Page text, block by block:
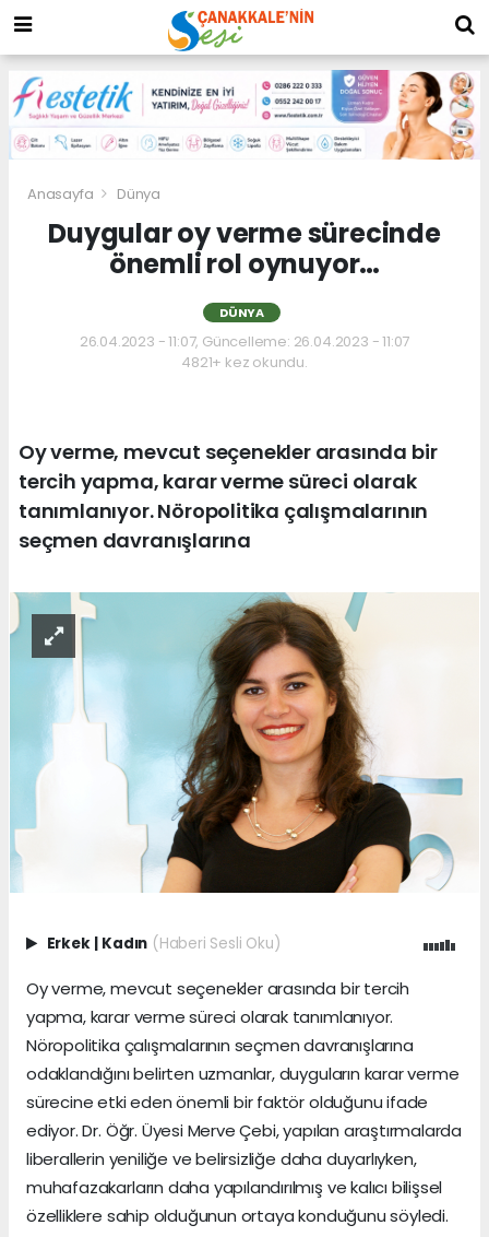
Anasayfa Dünya
Duygular oy verme sürecinde
önemli rol oynuyor…
DÜNYA
26.04.2023 - 11:07, Güncelleme: 26.04.2023 - 11:07
4821+ kez okundu.
Oy verme, mevcut seçenekler arasında bir
tercih yapma, karar verme süreci olarak
tanımlanıyor. Nöropolitika çalışmalarının
seçmen davranışlarına
Erkek Kadın (Haberi Sesli Oku)
Oy verme, mevcut seçenekler arasında bir tercih
yapma, karar verme süreci olarak tanımlanıyor.
Nöropolitika çalışmalarının seçmen davranışlarına
odaklandığını belirten uzmanlar, duyguların karar verme
sürecine etki eden önemli bir faktör olduğunu ifade
ediyor. Dr. Öğr. Üyesi Merve Çebi, yapılan araştırmalarda
liberallerin yeniliğe ve belirsizliğe daha duyarlıyken,
muhafazakarların daha yapılandırılmış ve kalıcı bilişsel
özelliklere sahip olduğunun ortaya konduğunu söyledi.